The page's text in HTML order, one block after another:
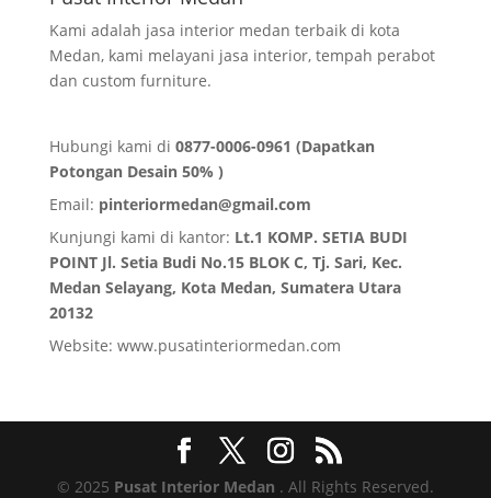
Kami adalah jasa interior medan terbaik di kota
Medan, kami melayani jasa interior, tempah perabot
dan custom furniture.
Hubungi kami di 0877-0006-0961 (Dapatkan
Potongan Desain 50% )
Email: pinteriormedan@gmail.com
Kunjungi kami di kantor: Lt.1 KOMP. SETIA BUDI
POINT Jl. Setia Budi No.15 BLOK C, Tj. Sari, Kec.
Medan Selayang, Kota Medan, Sumatera Utara
20132
Website: www.pusatinteriormedan.com
© 2025 Pusat Interior Medan . All Rights Reserved.